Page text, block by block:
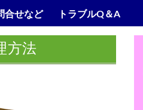
合せなど トラブルQ＆A
方法